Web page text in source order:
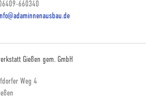
660340
Gießen gem. GmbH
Weg 4